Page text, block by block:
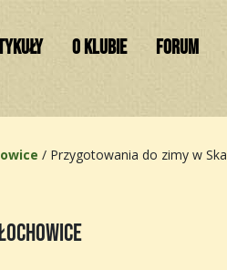
O KLUBIE FORUM
/ Przygotowania do zimy w